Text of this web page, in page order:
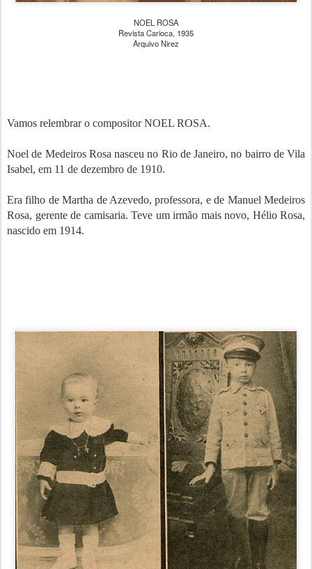
NOEL ROSA
Revista Carioca, 1935
Arquivo Nirez
Vamos relembrar o compositor NOEL ROSA.
Noel de Medeiros Rosa nasceu no Rio de Janeiro, no bairro de Vila
Isabel, em 11 de dezembro de 1910.
Era filho de Martha de Azevedo, professora, e de Manuel Medeiros
Rosa, gerente de camisaria. Teve um irmão mais novo, Hélio Rosa,
nascido em 1914.